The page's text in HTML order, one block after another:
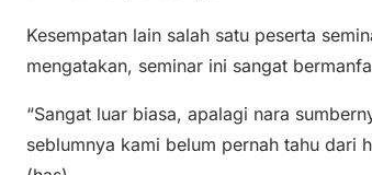
Kesempatan lain salah satu peserta
mengatakan, seminar ini sangat
“Sangat luar biasa, apalagi nara
seblumnya kami belum pernah tahu dari